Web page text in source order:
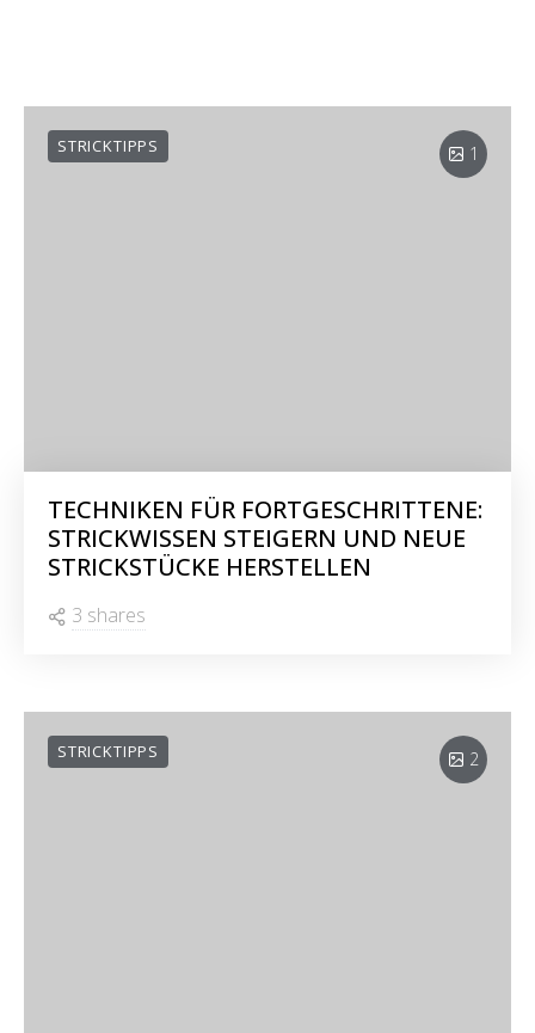
1
STRICKTIPPS
TECHNIKEN FÜR FORTGESCHRITTENE:
STRICKWISSEN STEIGERN UND NEUE
STRICKSTÜCKE HERSTELLEN
3 shares
2
STRICKTIPPS